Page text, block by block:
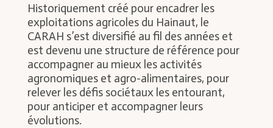
Historiquement créé pour encadrer les
exploitations agricoles du Hainaut, le
CARAH s’est diversifié au fil des années et
est devenu une structure de référence pour
accompagner au mieux les activités
agronomiques et agro-alimentaires, pour
relever les défis sociétaux les entourant,
pour anticiper et accompagner leurs
évolutions.